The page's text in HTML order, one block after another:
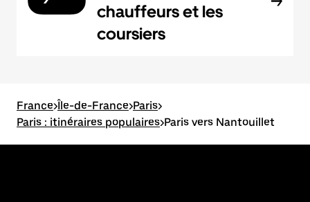
chauffeurs et les
coursiers
France>Île-de-France>Paris>
Paris : itinéraires populaires>Paris vers Nantouillet